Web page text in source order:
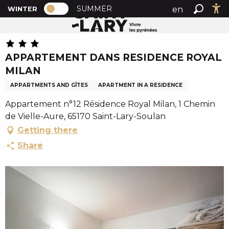
A
l
e
r
a
u
o
n
t
e
u
PAGE D’ACCUEIL ACTUELLE HIVER : PASSER EN
WINTER PAGE D’ACCUEIL ACTUELLE HIVER :
SUMMER
en
Search
Home APPARTEMENT DANS RESIDENCE ROYAL MILAN
APPARTEMENT DANS RESIDENCE ROYAL
MILAN
APPARTMENTS AND GÎTES APARTMENT IN A RESIDENCE
Appartement n°12 Résidence Royal Milan, 1 Chemin
de Vielle-Aure, 65170 Saint-Lary-Soulan
Getting there
Share